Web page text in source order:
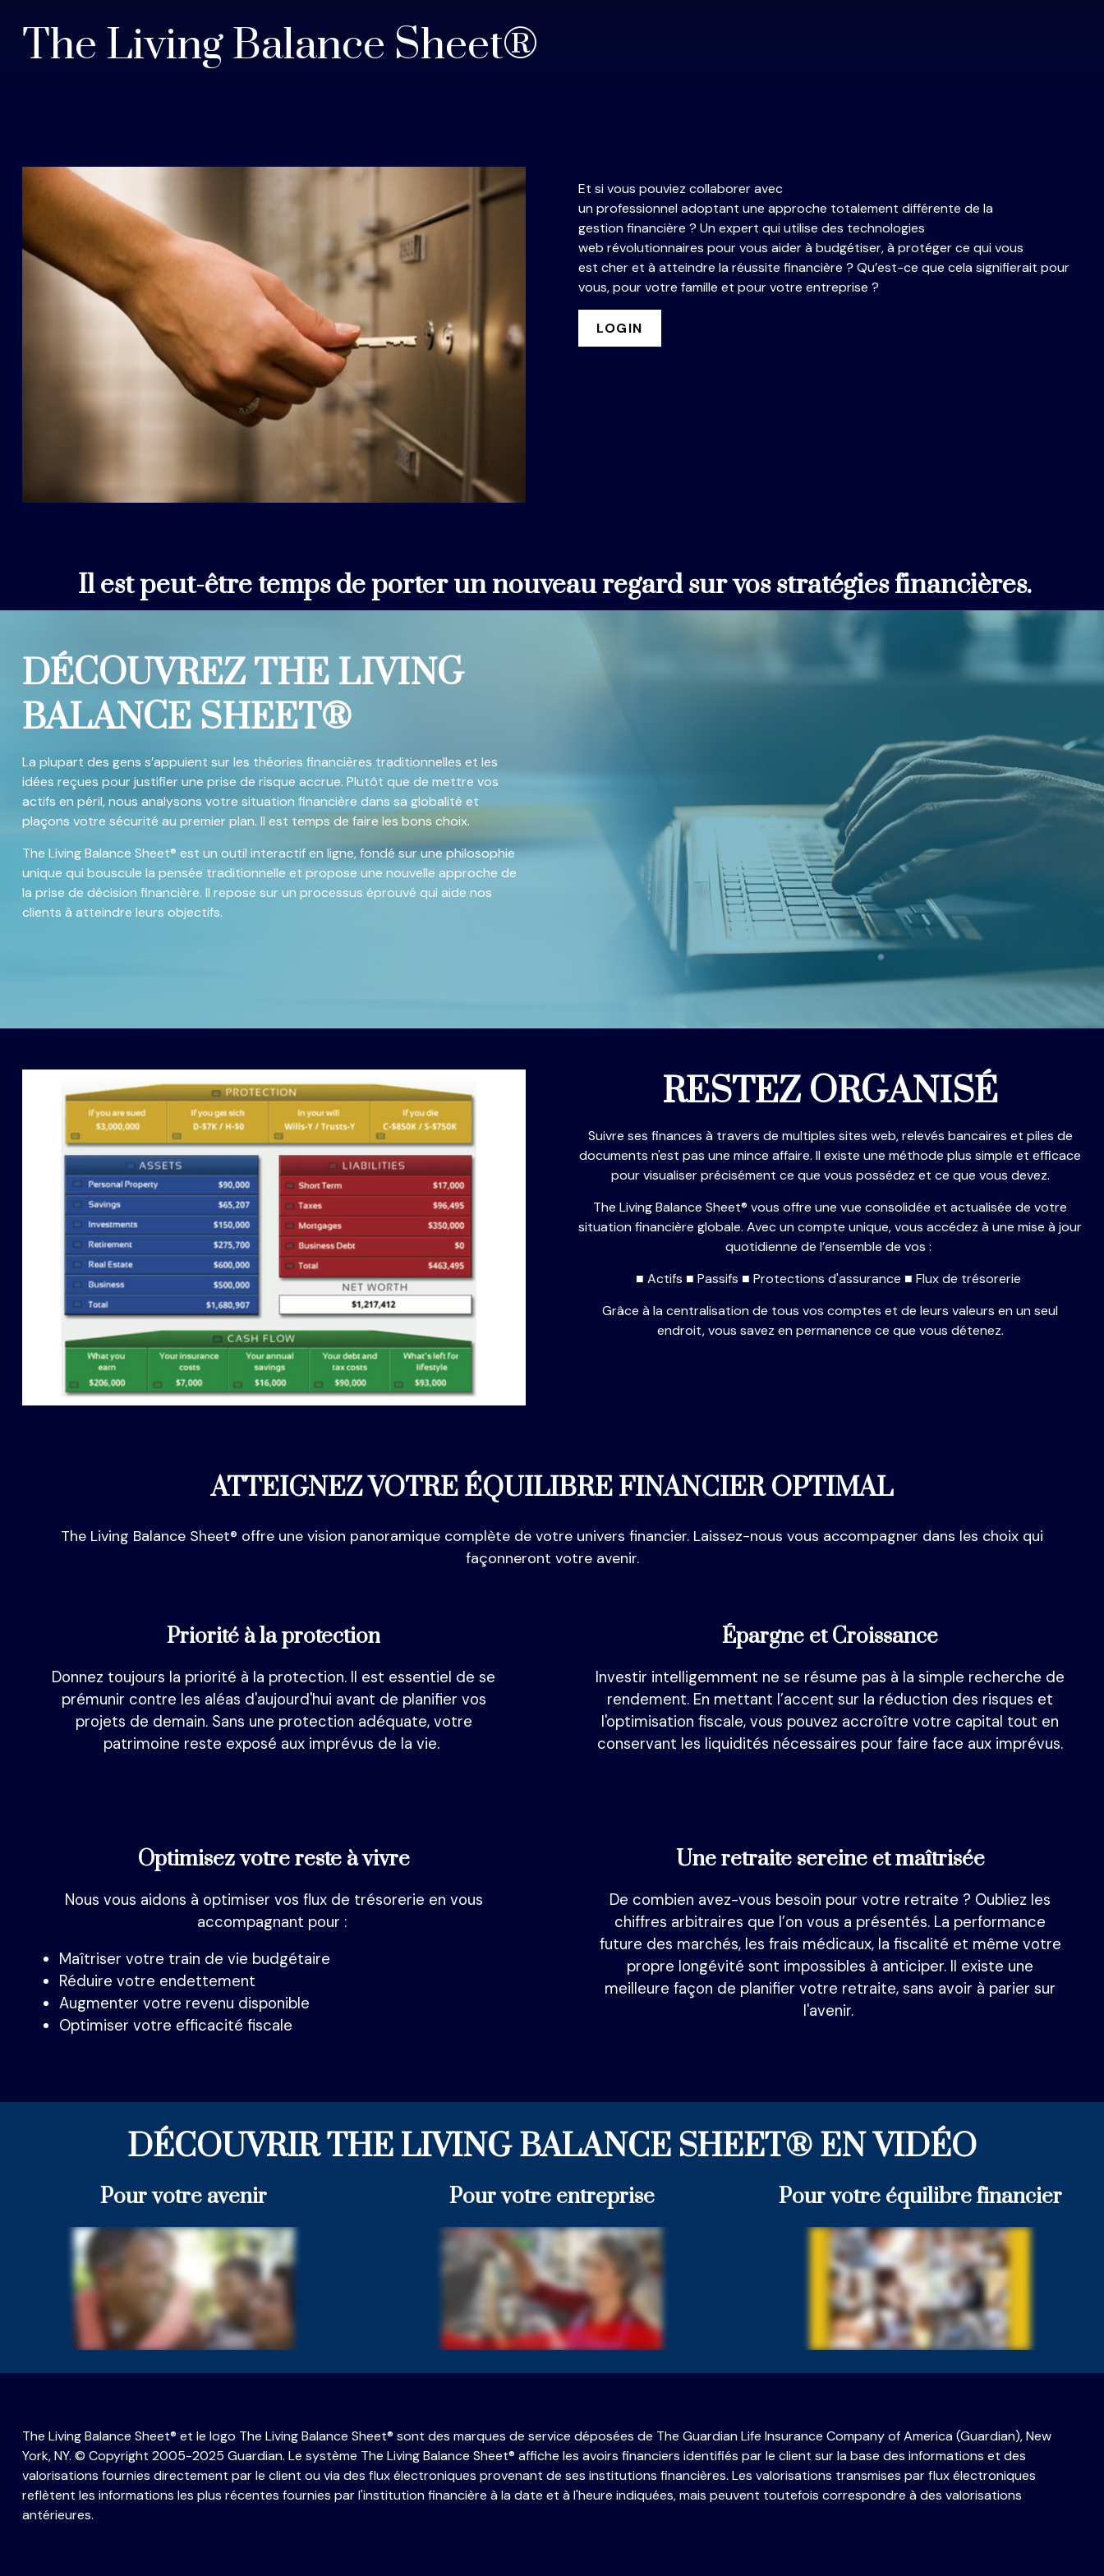
The Living Balance Sheet®
Et sivous pouviez collaboreravec
unprofessionneladoptant une approche totalement différente de la
gestionfinancière ? Un expert quiutilise des technologies
web révolutionnaires pour vous aider àbudgétiser, àprotégerce qui vous
est cheret àatteindre laréussite financière ? Qu’est-ce que celasignifierait pour
vous, pourvotre famille et pourvotre entreprise ?
LOGIN
Il est peut-être temps de porter un nouveau regard sur vos stratégies financières.
DÉCOUVREZ THE LIVING
BALANCE SHEET®
La plupart des gens s’appuient sur les théories financières traditionnelles et les
idées reçues pour justifier une prise de risque accrue. Plutôt que de mettre vos
actifs en péril, nous analysons votre situation financière dans sa globalité et
plaçons votre sécurité au premier plan. Il est temps de faire les bons choix.
The Living Balance Sheet® est un outil interactif en ligne, fondé sur une philosophie
unique qui bouscule la pensée traditionnelle et propose une nouvelle approche de
la prise de décision financière. Il repose sur un processus éprouvé qui aide nos
clients à atteindre leurs objectifs.
RESTEZ ORGANISÉ
Suivre ses finances à travers de multiples sites web, relevés bancaires et piles de
documents n'est pas une mince affaire. Il existe une méthode plus simple et efficace
pour visualiser précisément ce que vous possédez et ce que vous devez.
The Living Balance Sheet® vous offre une vue consolidée et actualisée de votre
situation financière globale. Avec un compte unique, vous accédez à une mise à jour
quotidienne de l’ensemble de vos :
■ Actifs ■ Passifs ■ Protections d'assurance ■ Flux de trésorerie
Grâce à la centralisation de tous vos comptes et de leurs valeurs en un seul
endroit, vous savez en permanence ce que vous détenez.
ATTEIGNEZ VOTRE ÉQUILIBRE FINANCIER OPTIMAL
The Living Balance Sheet® offre une vision panoramique complète de votre univers financier. Laissez-nous vous accompagner dans les choix qui
façonneront votre avenir.
Priorité à la protection
Donnez toujours la priorité à la protection. Il est essentiel de se
prémunir contre les aléas d'aujourd'hui avant de planifier vos
projets de demain. Sans une protection adéquate, votre
patrimoine reste exposé aux imprévus de la vie.
Épargne et Croissance
Investir intelligemment ne se résume pas à la simple recherche de
rendement. En mettant l’accent sur la réduction des risques et
l'optimisation fiscale, vous pouvez accroître votre capital tout en
conservant les liquidités nécessaires pour faire face aux imprévus.
Optimisez votre reste à vivre
Nous vous aidons à optimiser vos flux de trésorerie en vous
accompagnant pour :
Maîtriser votre train de vie budgétaire
Réduire votre endettement
Augmenter votre revenu disponible
Optimiser votre efficacité fiscale
Une retraite sereine et maîtrisée
De combien avez-vous besoin pour votre retraite ? Oubliez les
chiffres arbitraires que l’on vous a présentés. La performance
future des marchés, les frais médicaux, la fiscalité et même votre
propre longévité sont impossibles à anticiper. Il existe une
meilleure façon de planifier votre retraite, sans avoir à parier sur
l'avenir.
DÉCOUVRIR THE LIVING BALANCE SHEET® EN VIDÉO
Pour votre avenir Pour votre entreprise Pour votre équilibre financier
The Living Balance Sheet® et le logo The Living Balance Sheet® sont des marques de service déposées de The Guardian Life Insurance Company of America (Guardian), New
York, NY. © Copyright 2005-2025 Guardian. Le système The Living Balance Sheet® affiche les avoirs financiers identifiés par le client sur la base des informations et des
valorisations fournies directement par le client ou via des flux électroniques provenant de ses institutions financières. Les valorisations transmises par flux électroniques
reflètent les informations les plus récentes fournies par l'institution financière à la date et à l'heure indiquées, mais peuvent toutefois correspondre à des valorisations
antérieures.